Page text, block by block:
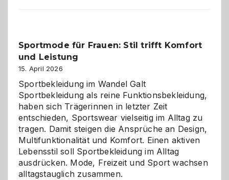
gegen
Chaos
Sportmode für Frauen: Stil trifft Komfort
und Leistung
15. April 2026
Sportbekleidung im Wandel Galt
Sportbekleidung als reine Funktionsbekleidung,
haben sich Trägerinnen in letzter Zeit
entschieden, Sportswear vielseitig im Alltag zu
tragen. Damit steigen die Ansprüche an Design,
Multifunktionalität und Komfort. Einen aktiven
Lebensstil soll Sportbekleidung im Alltag
ausdrücken. Mode, Freizeit und Sport wachsen
alltagstauglich zusammen.